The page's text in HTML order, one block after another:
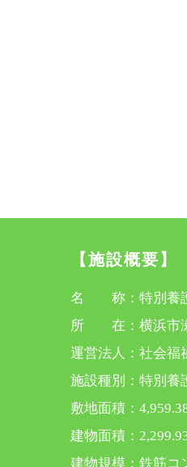
【施設概要】
名 称：特別養護
所 在：横浜市瀬
運営法人：社会福
施設種別：特別養
敷地面積：
建物面積：
建物規模：鉄筋コ